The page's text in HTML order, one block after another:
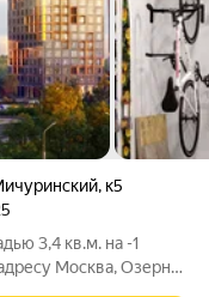
, к5
3,4 кв.м. на -1
Москва, Озерная